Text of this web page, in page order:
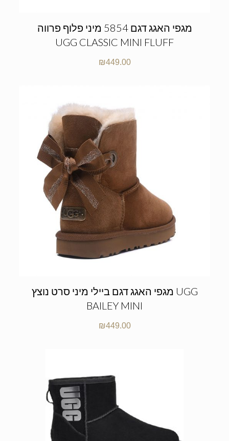
מגפי האגג דגם 5854 מיני פלוף פרווה
UGG CLASSIC MINI FLUFF
₪449.00
מגפי האגג דגם ביילי מיני סרט נוצץ UGG
BAILEY MINI
₪449.00